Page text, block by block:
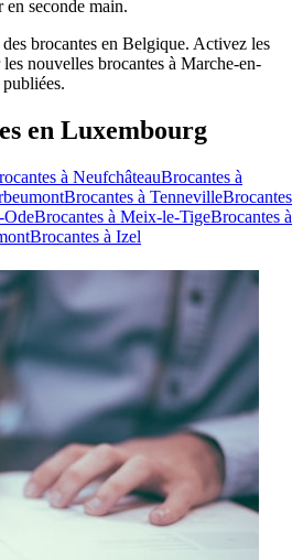
en seconde main.
brocantes en Belgique. Activez les
nouvelles brocantes à Marche-en-
en Luxembourg
à NeufchâteauBrocantes à
Brocantes à TennevilleBrocantes
OdeBrocantes à Meix-le-TigeBrocantes à
Brocantes à Izel